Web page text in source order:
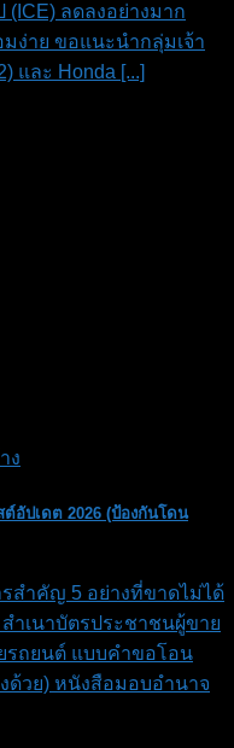
(ICE) ลดลงอย่างมาก
ง่าย ขอแนะนำกลุ่มเจ้า
และ Honda [...]
ต์อัปเดต 2026 (ป้องกันโดน
สำคัญ 5 อย่างที่ขาดไม่ได้
ำเนาบัตรประชาชนผู้ขาย
รถยนต์ แบบคำขอโอน
ด้วย) หนังสือมอบอำนาจ